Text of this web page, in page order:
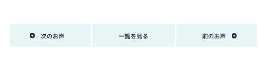
次のお声 一覧を見る 前のお声